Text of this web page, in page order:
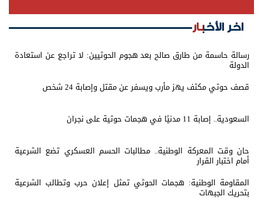
اخر الأخبار
رسالة حاسمة من طارق صالح بعد هجوم الحوثيين: لا تراجع عن استعادة
الدولة
قصف حوثي مكثف يهز مأرب ويسفر عن مقتل وإصابة 24 شخص
السعودية.. إصابة 11 مدنيًا في هجمات حوثية على نجران
حان وقت المعركة الوطنية.. مطالبات الحسم العسكري تضع الشرعية
أمام اختبار القرار
المقاومة الوطنية: هجمات الحوثي تمثل إعلان حرب وتطالب الشرعية
بتحريك الجبهات